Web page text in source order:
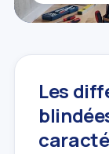
Les